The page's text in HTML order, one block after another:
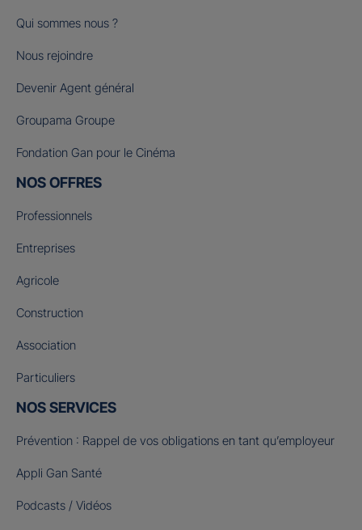
Qui sommes nous ?
Nous rejoindre
Devenir Agent général
Groupama Groupe
Fondation Gan pour le Cinéma
NOS OFFRES
Professionnels
Entreprises
Agricole
Construction
Association
Particuliers
NOS SERVICES
Prévention : Rappel de vos obligations en tant qu’employeur
Appli Gan Santé
Podcasts / Vidéos